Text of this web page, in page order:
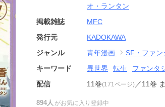
オ・ランタン
掲載雑誌
MFC
発行元
KADOKAWA
ジャンル
青年漫画
SF・ファン
キーワード
異世界 転生
ファンタ
配信
11巻(171ページ) ／11巻
894人 がお気に入り登録中